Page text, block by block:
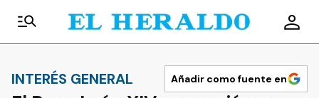
INTERÉS GENERAL Añadir como fuente en